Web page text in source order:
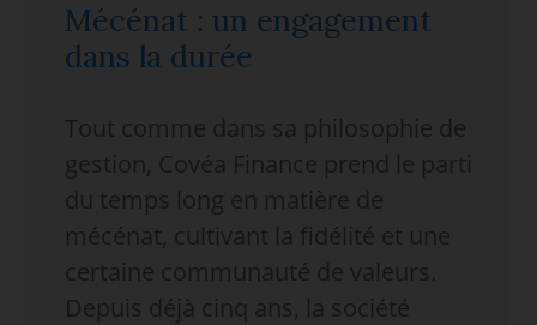
Mécénat : un engagement
dans la durée
Tout comme dans sa philosophie de
gestion, Covéa Finance prend le parti
du temps long en matière de
mécénat, cultivant la fidélité et une
certaine communauté de valeurs.
Depuis déjà cinq ans, la société